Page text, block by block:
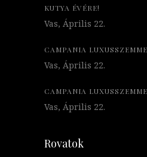
KUTYA ÉVÉRE!
Vas, Április 22.
CAMPANIA
Vas, Április 22.
CAMPANIA
Vas, Április 22.
Rovatok